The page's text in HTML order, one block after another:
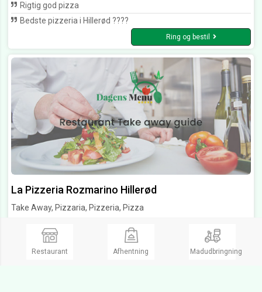
Rigtig god pizza
Bedste pizzeria i Hillerød ????
Ring og bestil
La Pizzeria Rozmarino Hillerød
Take Away, Pizzaria, Pizzeria, Pizza
Åbent fra kl 11:00 til 21:00
Skansevej 29,
Restaurant Afhentning Madudbringning